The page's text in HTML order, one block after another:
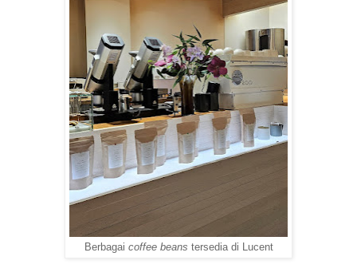
Berbagai coffee beans tersedia di Lucent